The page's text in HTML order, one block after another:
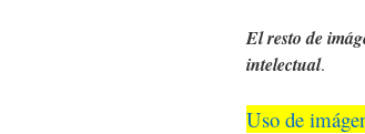
El resto de
intelectual.
Uso de